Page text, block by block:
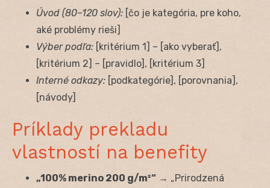
Úvod (80–120 slov): [čo je kategória, pre koho,
aké problémy rieši]
Výber podľa: [kritérium 1] – [ako vyberať],
[kritérium 2] – [pravidlo], [kritérium 3]
Interné odkazy: [podkategórie], [porovnania],
[návody]
Príklady prekladu
vlastností na benefity
„100% merino 200 g/m²“ → „Prirodzená